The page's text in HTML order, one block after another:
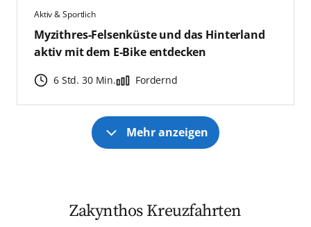
Aktiv & Sportlich
Myzithres-Felsenküste und das Hinterland
aktiv mit dem E-Bike entdecken
6 Std. 30 Min. Fordernd
Mehr anzeigen
Zakynthos Kreuzfahrten